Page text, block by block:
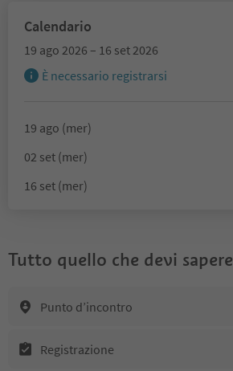
Calendario
19 ago 2026 – 16 set 2026
È necessario registrarsi
19 ago (mer)
02 set (mer)
16 set (mer)
Tutto quello che devi sapere
Punto d’incontro
Registrazione